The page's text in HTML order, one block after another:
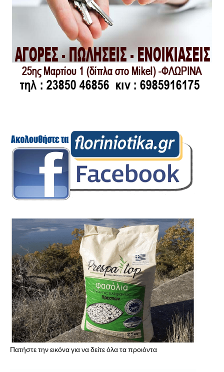
Πατήστε την εικόνα για να δείτε όλα τα προιόντα